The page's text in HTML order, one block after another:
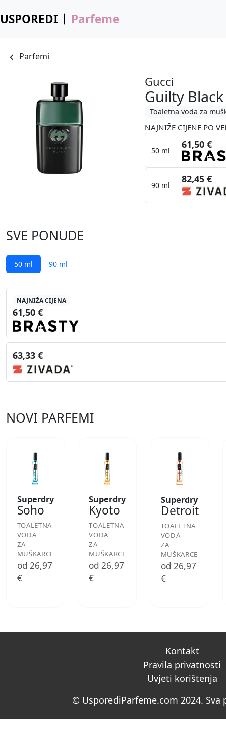
USPOREDI Parfeme
Parfemi
Gucci
Guilty
Toaletna voda za
NAJNIŽE CIJENE PO
50 ml
61,50 €
90 ml
82,45 €
SVE PONUDE
50 ml 90 ml
NAJNIŽA CIJENA
61,50 €
63,33 €
NOVI PARFEMI
Superdry
Soho
TOALETNA
VODA
ZA
MUŠKARCE
od 26,97
€
Superdry
Kyoto
TOALETNA
VODA
ZA
MUŠKARCE
od 26,97
€
Superdry
Detroit
TOALETNA
VODA
ZA
MUŠKARCE
od 26,97
€
Kontakt
Pravila privatnosti
Uvjeti korištenja
© UsporediParfeme.com 2024. Sva